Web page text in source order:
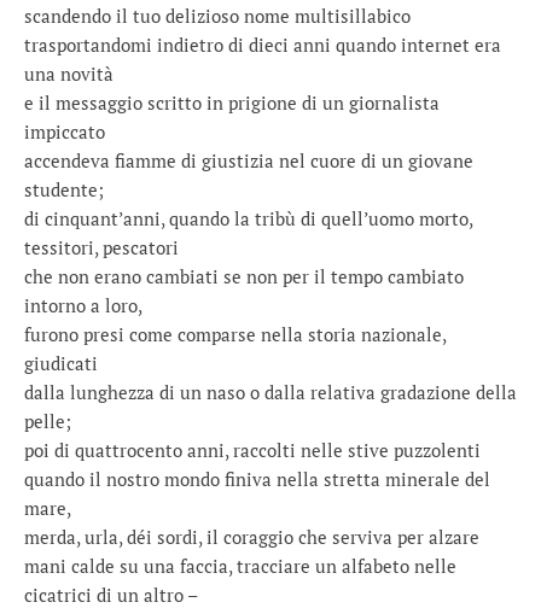
scandendo il tuo delizioso nome multisillabico
trasportandomi indietro di dieci anni quando internet era
una novità
e il messaggio scritto in prigione di un giornalista
impiccato
accendeva fiamme di giustizia nel cuore di un giovane
studente;
di cinquant’anni, quando la tribù di quell’uomo morto,
tessitori, pescatori
che non erano cambiati se non per il tempo cambiato
intorno a loro,
furono presi come comparse nella storia nazionale,
giudicati
dalla lunghezza di un naso o dalla relativa gradazione della
pelle;
poi di quattrocento anni, raccolti nelle stive puzzolenti
quando il nostro mondo finiva nella stretta minerale del
mare,
merda, urla, déi sordi, il coraggio che serviva per alzare
mani calde su una faccia, tracciare un alfabeto nelle
cicatrici di un altro –